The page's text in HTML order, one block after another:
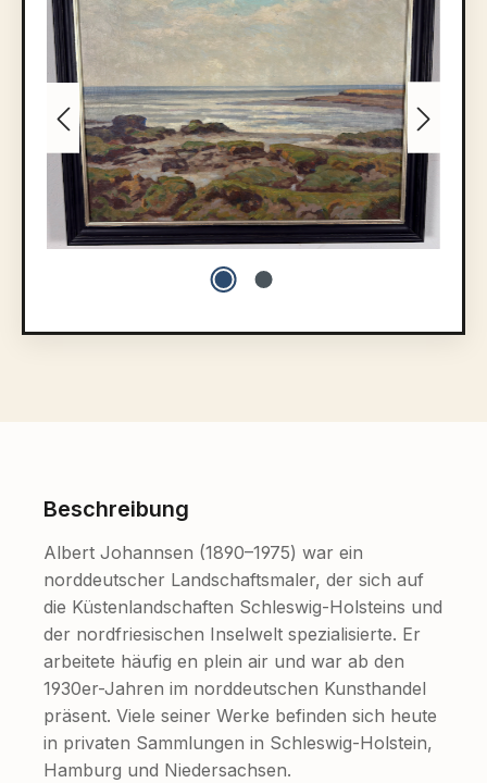
Beschreibung
Albert Johannsen (1890–1975) war ein
norddeutscher Landschaftsmaler, der sich auf
die Küstenlandschaften Schleswig-Holsteins und
der nordfriesischen Inselwelt spezialisierte. Er
arbeitete häufig en plein air und war ab den
1930er-Jahren im norddeutschen Kunsthandel
präsent. Viele seiner Werke befinden sich heute
in privaten Sammlungen in Schleswig-Holstein,
Hamburg und Niedersachsen.